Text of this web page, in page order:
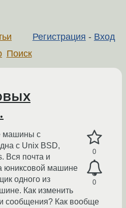
Регистрация - Вход
Поиск
0
0
машины с
с Unix BSD,
Вся почта и
юниксовой машине
одного из
Как изменить
сообщения? Как вообще